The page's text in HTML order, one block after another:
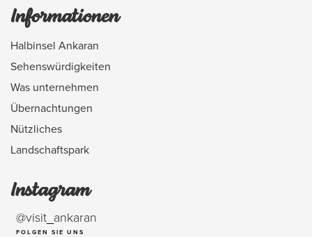
Informationen
Halbinsel Ankaran
Sehenswürdigkeiten
Was unternehmen
Übernachtungen
Nützliches
Landschaftspark
Instagram
@visit_ankaran
FOLGEN SIE UNS